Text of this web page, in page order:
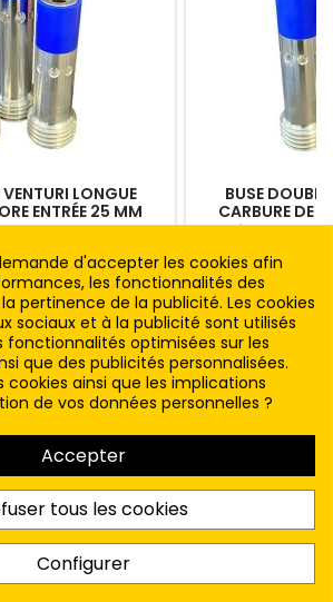
LONGUE
ENTRÉE 25 MM
+ PU Filetage
: 3/4" ET PLUS
DE VOTRE BUSE
€ HT
produit
BUSE
CARBURE DE
Revêtement :
32 MM.- POUR
CHOISISSEZ LE
CI-
Voir



d'accepter les cookies afin
les fonctionnalités des
pertinence de la publicité. Les cookies
sociaux et à la publicité sont utilisés
fonctionnalités optimisées sur les
que des publicités personnalisées.
ainsi que les implications
de vos données personnelles ?
Accepter
tous les cookies
Configurer